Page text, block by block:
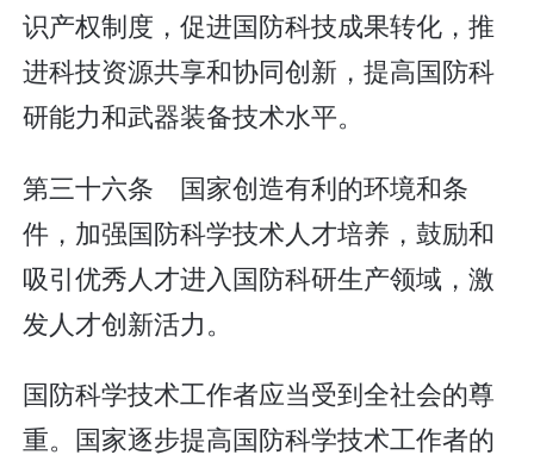
识产权制度，促进国防科技成果转化，推
进科技资源共享和协同创新，提高国防科
研能力和武器装备技术水平。
第三十六条 国家创造有利的环境和条
件，加强国防科学技术人才培养，鼓励和
吸引优秀人才进入国防科研生产领域，激
发人才创新活力。
国防科学技术工作者应当受到全社会的尊
重。国家逐步提高国防科学技术工作者的